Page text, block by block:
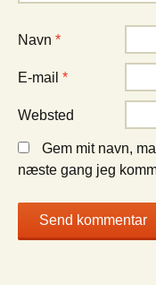
Navn *
E-mail *
Websted
Gem mit navn,
næste gang jeg